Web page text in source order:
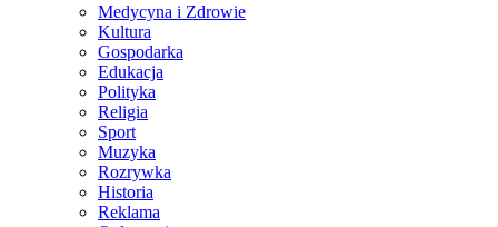
Medycyna i Zdrowie
Kultura
Gospodarka
Edukacja
Polityka
Religia
Sport
Muzyka
Rozrywka
Historia
Reklama